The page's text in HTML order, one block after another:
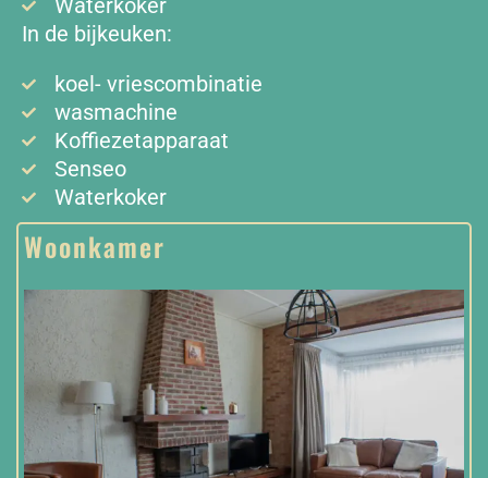
Waterkoker
In de bijkeuken:
koel- vriescombinatie
wasmachine
Koffiezetapparaat
Senseo
Waterkoker
Woonkamer